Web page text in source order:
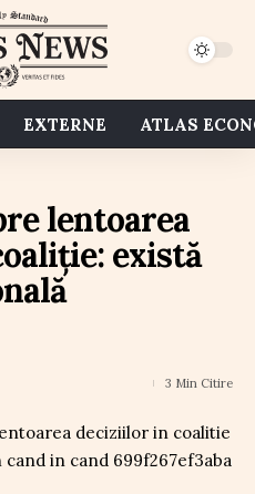
EXTERNE ATLAS
lentoarea
există
3 Min Citire